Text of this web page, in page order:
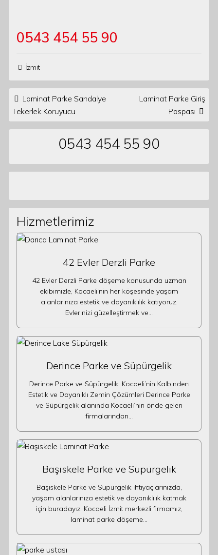
0543 454 55 90
İzmit
Post navigation
Laminat Parke Sandalye
Tekerlek Koruyucu
Laminat Parke Giriş
Paspası
0543 454 55 90
Hizmetlerimiz
42 Evler Derzli Parke
42 Evler Derzli Parke döşeme konusunda uzman
ekibimizle, Kocaeli’nin her köşesinde yaşam
alanlarınıza estetik ve dayanıklılık katıyoruz.
Evlerinizi güzelleştirmek ve…
Derince Parke ve Süpürgelik
Derince Parke ve Süpürgelik: Kocaeli’nin Kalbinden
Estetik ve Dayanıklı Zemin Çözümleri Derince Parke
ve Süpürgelik alanında Kocaeli’nin önde gelen
firmalarından…
Başiskele Parke ve Süpürgelik
Başiskele Parke ve Süpürgelik ihtiyaçlarınızda,
yaşam alanlarınıza estetik ve dayanıklılık katmak
için buradayız. Kocaeli İzmit merkezli firmamız,
laminat parke döşeme…